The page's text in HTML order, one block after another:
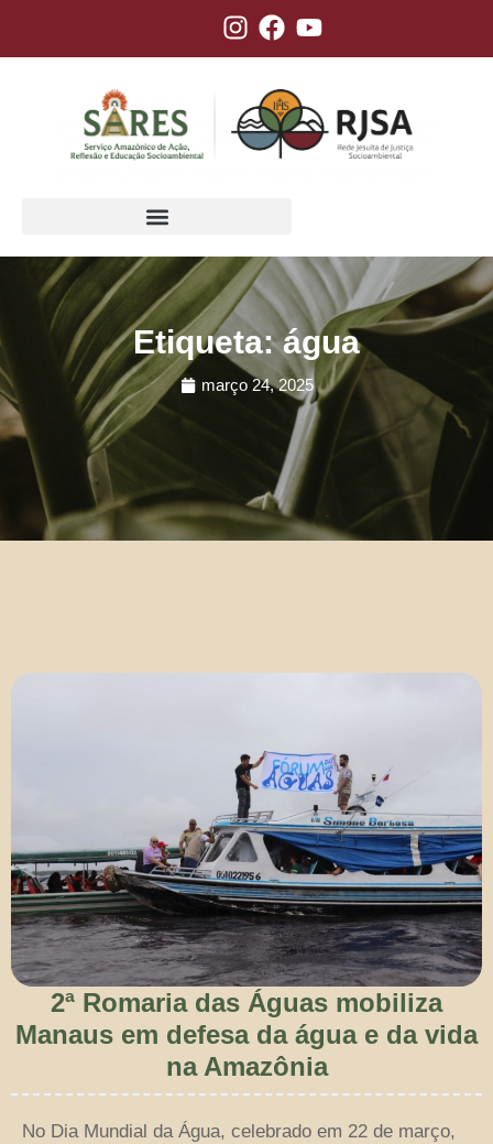
Etiqueta: água
março 24, 2025
2ª Romaria das Águas mobiliza
Manaus em defesa da água e da vida
na Amazônia
No Dia Mundial da Água, celebrado em 22 de março,